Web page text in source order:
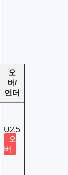
오
버/
언더
U2.5
오
버